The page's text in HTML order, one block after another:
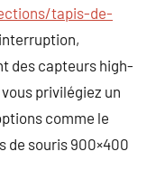
tapis-de-
des capteurs high-
privilégiez un
comme le
de souris 900×400